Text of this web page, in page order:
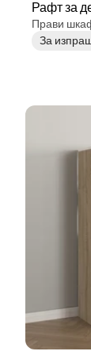
Рафт за
метода
Прави
За